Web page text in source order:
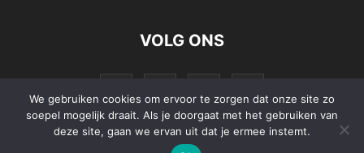
VOLG ONS
We gebruiken cookies om ervoor te zorgen dat onze site zo
soepel mogelijk draait. Als je doorgaat met het gebruiken van
deze site, gaan we ervan uit dat je ermee instemt.